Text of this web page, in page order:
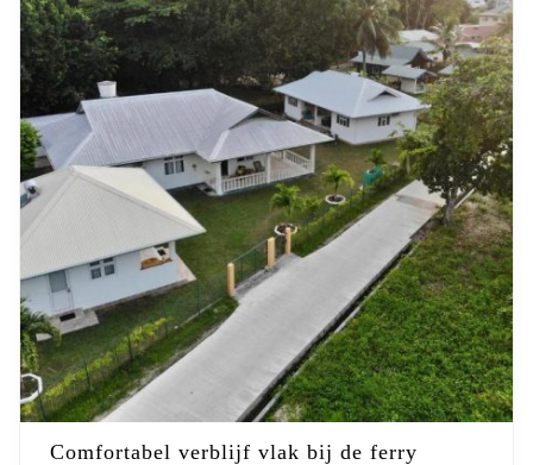
Comfortabel verblijf vlak bij de ferry